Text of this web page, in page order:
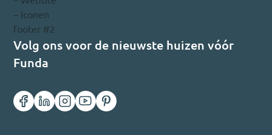
Volg ons voor de nieuwste huizen vóór
Funda